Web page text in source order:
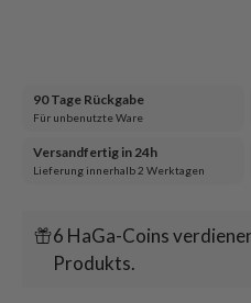
90 Tage Rückgabe
Für unbenutzte Ware
Versandfertig in 24h
Lieferung innerhalb 2 Werktagen
6 HaGa-Coins
Produkts.